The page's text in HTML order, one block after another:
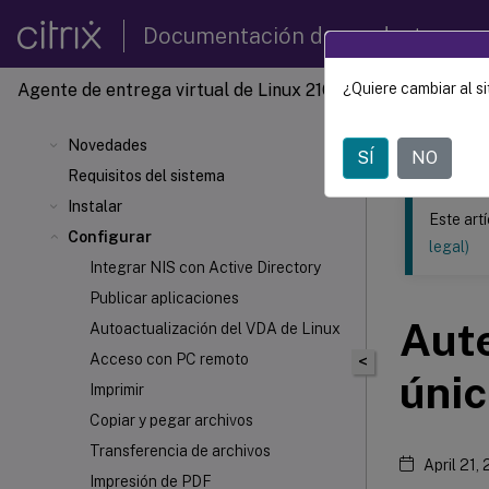
Documentación de productos
Agente de entrega virtual de Linux 2107
Novedades
Requisitos del sistema
Instalar
Configurar
Integrar NIS con Active Directory
Publicar aplicaciones
Autoactualización del VDA de Linux
Acceso con PC remoto
Imprimir
Copiar y pegar archivos
Transferencia de archivos
Impresión de PDF
Este
<
Este
legal)
April 21,
¿Quiere cambiar al
SÍ NO